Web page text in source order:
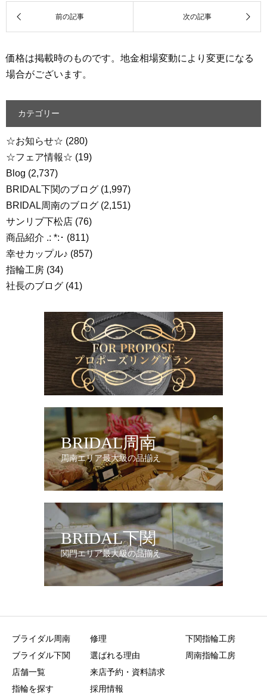
価格は掲載時のものです。地金相場変動により変更になる
場合がございます。
カテゴリー
☆お知らせ☆ (280)
☆フェア情報☆ (19)
Blog (2,737)
BRIDAL下関のブログ (1,997)
BRIDAL周南のブログ (2,151)
サンリブ下松店 (76)
商品紹介 .: *:･ (811)
幸せカップル♪ (857)
指輪工房 (34)
社長のブログ (41)
BRIDAL周南
周南エリア最大級の品揃え
BRIDAL下関
関門エリア最大級の品揃え
ブライダル周南
ブライダル下関
店舗一覧
指輪を探す
修理
選ばれる理由
来店予約・資料請求
採用情報
下関指輪工房
周南指輪工房